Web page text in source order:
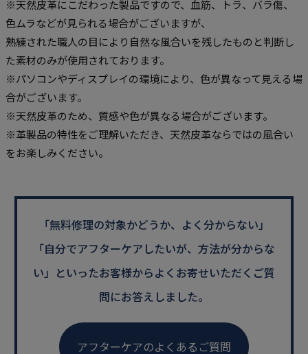
※天然皮革にこだわった製品ですので、血筋、トラ、バラ傷、
色ムラなどが見られる場合がございますが、
熟練された職人の目により自然な風合いを残したものと判断し
た素材のみが使用されております。
※パソコンやディスプレイの環境により、色が異なって見える場
合がございます。
※天然皮革のため、質感や色が異なる場合がございます。
※革製品の特性をご理解いただき、天然皮革ならではの風合い
をお楽しみください。
「無料修理の対象かどうか、よく分からない」
「自分でアフターケアしたいが、方法が分からな
い」といったお客様からよくお寄せいただくご質
問にお答えしました。
アフターケアのよくあるご質問